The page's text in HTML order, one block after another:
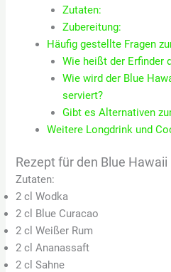
Zutaten:
Zubereitung:
Häufig gestellte Fragen
Wie heißt der Erfinder
Wie wird der Blue
serviert?
Gibt es Alternativen
Weitere Longdrink und
Rezept für den Blue Hawaii
Zutaten:
2 cl Wodka
2 cl Blue Curacao
2 cl Weißer Rum
2 cl Ananassaft
2 cl Sahne